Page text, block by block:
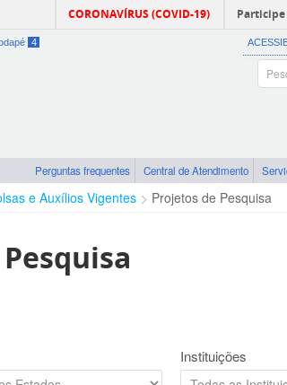
CORONAVÍRUS (COVID-19) Participe
4
Perguntas frequentes Central de Atendimento
e Auxílios Vigentes Projetos de Pesquisa
Instituições